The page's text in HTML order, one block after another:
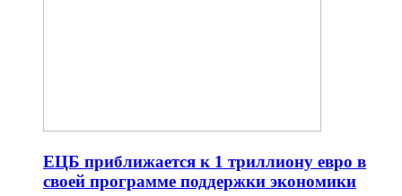
ЕЦБ приближается к 1 триллиону евро в
своей программе поддержки экономики